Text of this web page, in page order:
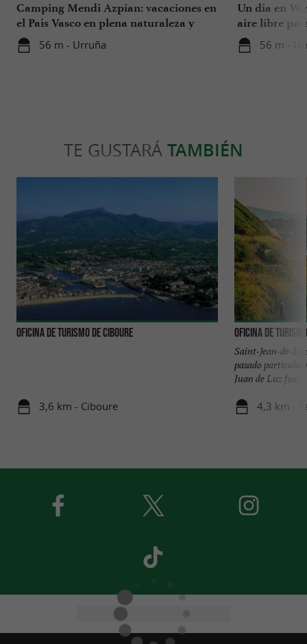
Camping Mendi Azpian: vacaciones en
el País Vasco en plena naturaleza y
cerca de la montaña
56 m - Urruña
Un día en
aire libre
56 m -
TE GUSTARÁ TAMBIÉN
Oficina de Turismo de Ciboure
3,6 km - Ciboure
Oficina de
Saint-Jean-de-
pasado
Juan de Luz fue ...
4,3 km -